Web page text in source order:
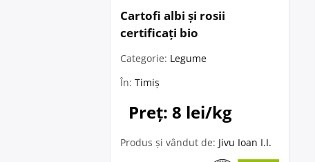
Cartofi albi și rosii
certificați bio
Categorie: Legume
În: Timiș
Preț: 8 lei/kg
Produs și vândut de: Jivu Ioan I.I.